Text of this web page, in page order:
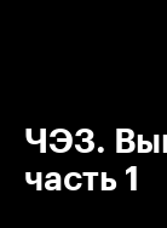
ЧЭЗ.
часть 1